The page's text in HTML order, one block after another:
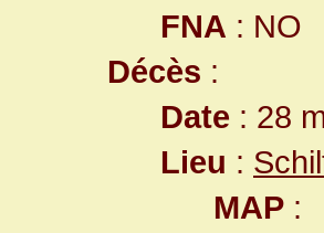
FNA : NO
Décès :
Date : 28
Lieu :
MAP :